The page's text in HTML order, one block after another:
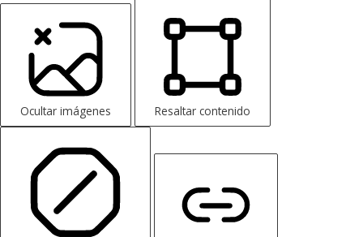
Ocultar imágenes Resaltar contenido